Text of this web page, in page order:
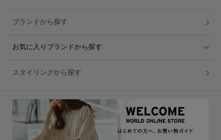
ブランドから探す
お気に入りブランドから探す
スタイリングから探す